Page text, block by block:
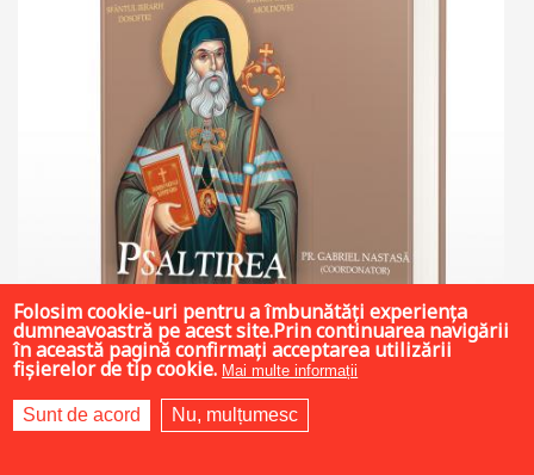
Folosim cookie-uri pentru a îmbunătăți experiența
dumneavoastră pe acest site.Prin continuarea navigării
în această pagină confirmați acceptarea utilizării
fișierelor de tip cookie. Mai multe informații
Sunt de acord Nu, mulțumesc